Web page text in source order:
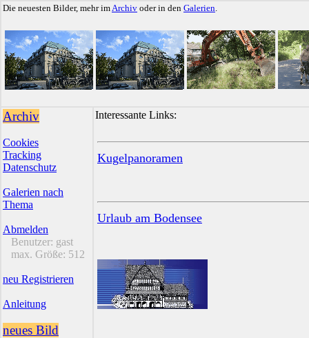
Die neuesten Bilder, mehr imArchiv oder in den Galerien.
Archiv
Cookies
Tracking
Datenschutz
Galerien nach
Thema
Abmelden
Benutzer: gast
max. Größe: 512
neu Registrieren
Anleitung
neues Bild
Interessante Links:
Kugelpanoramen
Urlaub am Bodensee